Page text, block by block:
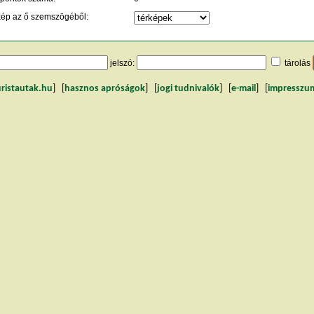
az ő szemszögéből:
jelszó: tárolás
hasznos apróságok jogi tudnivalók e-mail